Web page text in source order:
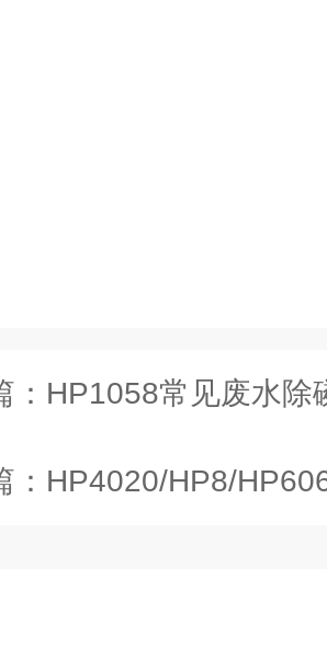
： HP1058常见废水除磷有机
HP4020/HP8/HP606电镀废水处理深